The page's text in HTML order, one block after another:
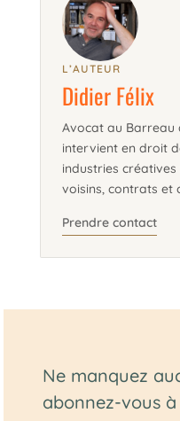
L’AUTEUR
Didier Félix
Avocat au Barreau
intervient en droit
industries
voisins, contrats et
Prendre contact
Ne manquez
abonnez-vous